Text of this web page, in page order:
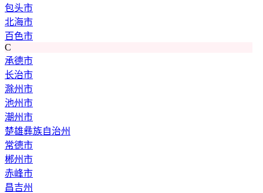
包头市
北海市
百色市
C
承德市
长治市
滁州市
池州市
潮州市
楚雄彝族自治州
常德市
郴州市
赤峰市
昌吉州